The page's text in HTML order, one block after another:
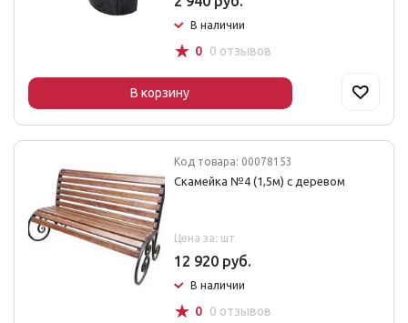
В наличии
☆ 0 0 отзывов
В корзину
Код товара: 00078153
Скамейка №4 (1,5м) с деревом
Цена за: шт
12 920 руб.
В наличии
☆ 0 0 отзывов